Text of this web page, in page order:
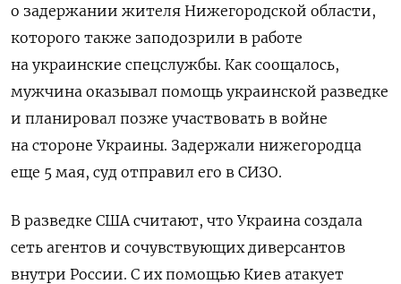
о задержании жителя Нижегородской области,
которого также заподозрили в работе
на украинские спецслужбы. Как соощалось,
мужчина оказывал помощь украинской разведке
и планировал позже участвовать в войне
на стороне Украины. Задержали нижегородца
еще 5 мая, суд отправил его в СИЗО.
В разведке США считают, что Украина создала
сеть агентов и сочувствующих диверсантов
внутри России. С их помощью Киев атакует